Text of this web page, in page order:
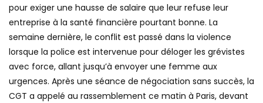
pour exiger une hausse de salaire que leur refuse leur
entreprise à la santé financière pourtant bonne. La
semaine dernière, le conflit est passé dans la violence
lorsque la police est intervenue pour déloger les grévistes
avec force, allant jusqu’à envoyer une femme aux
urgences. Après une séance de négociation sans succès, la
CGT a appelé au rassemblement ce matin à Paris, devant